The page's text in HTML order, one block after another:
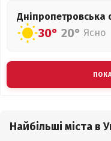
Дніпропетровська
30° 20° Ясно
Найбільші міста в